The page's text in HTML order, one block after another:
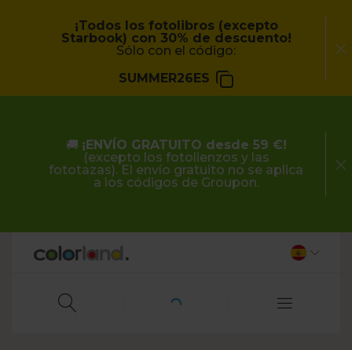
¡Todos los fotolibros (excepto
Starbook) con 30% de descuento!
Sólo con el código:
SUMMER26ES
🚚 ¡ENVÍO GRATUITO desde 59 €!
(excepto los fotolienzos y las
fototazas). El envío gratuito no se aplica
a los códigos de Groupon.